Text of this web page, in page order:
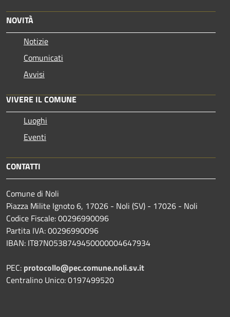
NOVITÀ
Notizie
Comunicati
Avvisi
VIVERE IL COMUNE
Luoghi
Eventi
CONTATTI
Comune di Noli
Piazza Milite Ignoto 6, 17026 - Noli (SV) - 17026 - Noli
Codice Fiscale: 00296990096
Partita IVA: 00296990096
IBAN: IT87N0538749450000004647934
PEC: protocollo@pec.comune.noli.sv.it
Centralino Unico: 0197499520